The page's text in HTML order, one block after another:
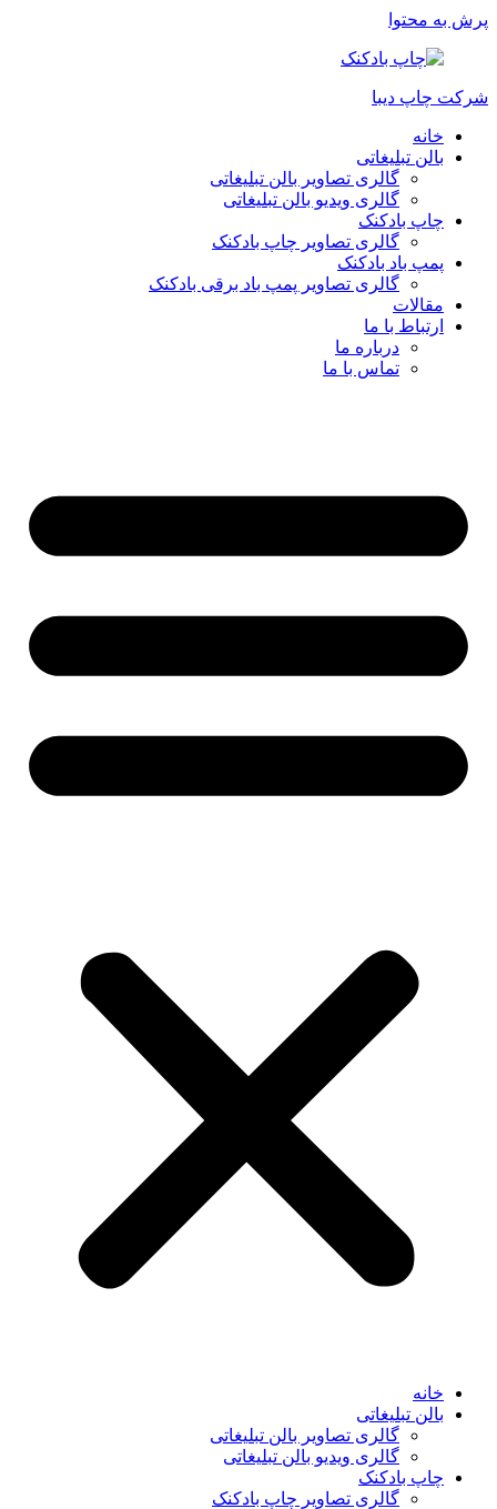
پرش به محتوا
شرکت چاپ دیبا
خانه
بالن تبلیغاتی
گالری تصاویر بالن تبلیغاتی
گالری ویدیو بالن تبلیغاتی
چاپ بادکنک
گالری تصاویر چاپ بادکنک
پمپ باد بادکنک
گالری تصاویر پمپ باد برقی بادکنک
مقالات
ارتباط با ما
درباره ما
تماس با ما
خانه
بالن تبلیغاتی
گالری تصاویر بالن تبلیغاتی
گالری ویدیو بالن تبلیغاتی
چاپ بادکنک
گالری تصاویر چاپ بادکنک